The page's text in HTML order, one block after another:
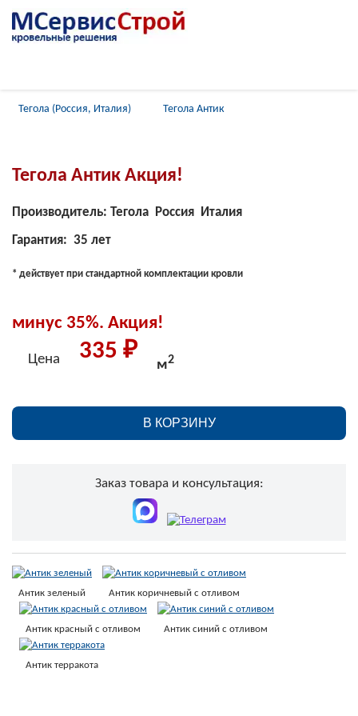
Тегола (Россия, Италия) Тегола Антик
Тегола Антик Акция!
Производитель: Тегола Россия Италия
Гарантия: 35 лет
* действует при стандартной комплектации кровли
минус 35%. Акция!
Цена 335 ₽
м2
В КОРЗИНУ
Заказ товара и консультация:
Антик зеленый Антик коричневый с отливом
Антик красный с отливом Антик синий с отливом
Антик терракота